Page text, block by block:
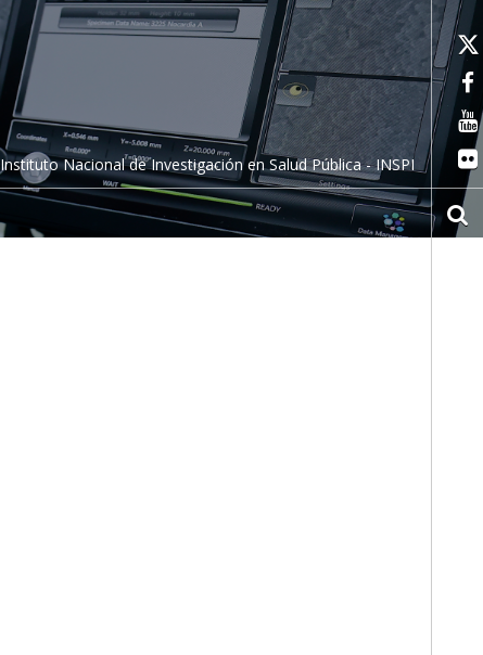
Instituto Nacional de Investigación en Salud Pública - INSPI